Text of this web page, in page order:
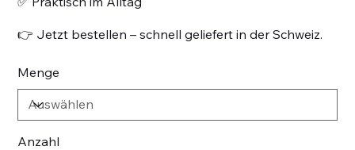
👉 Jetzt bestellen – schnell geliefert in der Schweiz.
Menge
Anzahl